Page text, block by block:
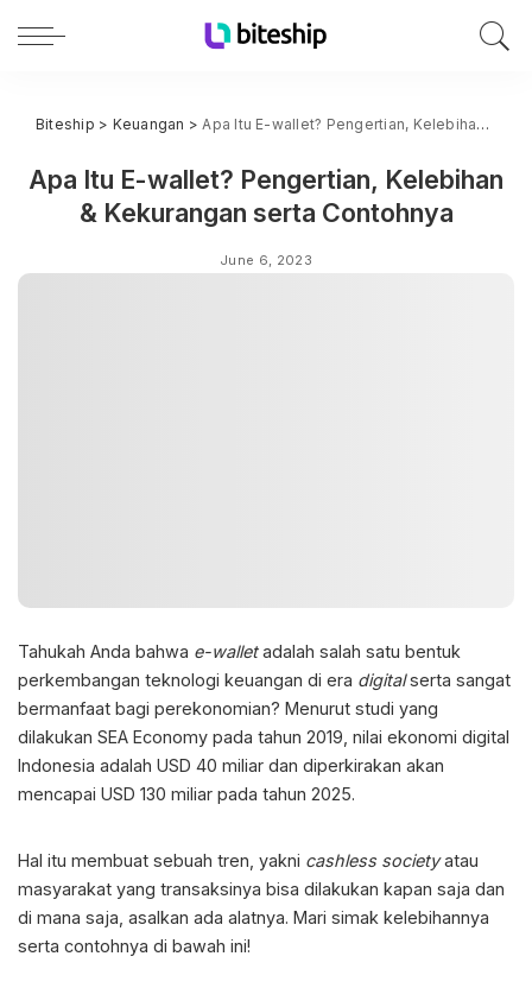
Biteship > Keuangan >Apa Itu E-wallet? Pengertian, Kelebihan & Kekurangan serta Contohnya
Apa Itu E-wallet? Pengertian, Kelebihan
& Kekurangan serta Contohnya
June 6, 2023
Tahukah Anda bahwa e-walletadalah salah satu bentuk
perkembangan teknologi keuangan di era digitalserta sangat
bermanfaat bagi perekonomian? Menurut studi yang
dilakukan SEA Economy pada tahun 2019, nilai ekonomi digital
Indonesia adalah USD 40 miliar dan diperkirakan akan
mencapai USD 130 miliar pada tahun 2025.
Hal itu membuat sebuah tren, yakni cashless societyatau
masyarakat yang transaksinya bisa dilakukan kapan saja dan
di mana saja, asalkan ada alatnya. Mari simak kelebihannya
serta contohnya di bawah ini!